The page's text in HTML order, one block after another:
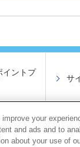
イントプ
サ
いて 会
your
and ads and to
about your use of